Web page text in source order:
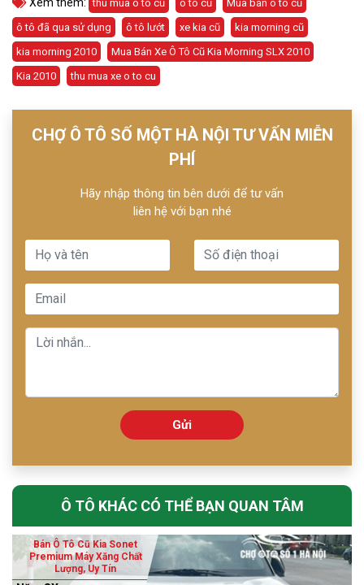
thu mua ô tô cũ ô tô cũ
Mua bán ô tô cũ
ô tô đã qua sử dụng
ô tô lướt xe kia cũ
kia morning cũ
kia morning 2010
Mua Bán Xe Ô Tô Cũ Kia Morning SLX 2010
Kia 2010
thu mua xe o to cu
CHỢ Ô TÔ SỐ MỘT HÀ NỘI TƯ VẤN MIỄN
PHÍ
Hãy nhập thông tin bên dưới để tư vấn
liên hệ với bạn nhé
Gửi
Ô TÔ KHÁC CÓ THỂ BẠN QUAN TÂM
Bán Ô Tô Cũ Kia Sonet
Premium Máy Xăng Chất
Lượng, Uy Tín